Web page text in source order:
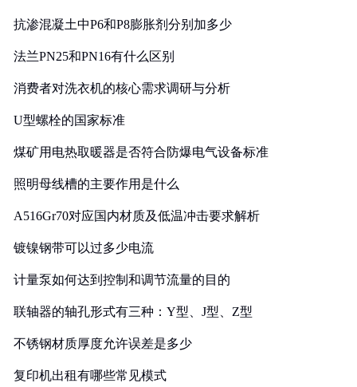
抗渗混凝土中P6和P8膨胀剂分别加多少
法兰PN25和PN16有什么区别
消费者对洗衣机的核心需求调研与分析
U型螺栓的国家标准
煤矿用电热取暖器是否符合防爆电气设备标准
照明母线槽的主要作用是什么
A516Gr70对应国内材质及低温冲击要求解析
镀镍钢带可以过多少电流
计量泵如何达到控制和调节流量的目的
联轴器的轴孔形式有三种：Y型、J型、Z型
不锈钢材质厚度允许误差是多少
复印机出租有哪些常见模式